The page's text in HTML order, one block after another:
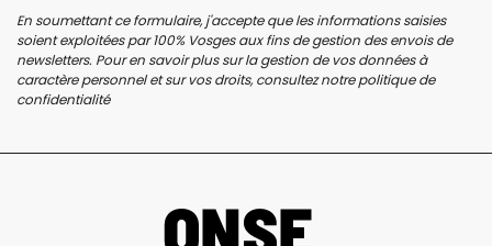
En soumettant ce formulaire, j'accepte que les informations saisies
soient exploitées par 100% Vosges aux fins de gestion des envois de
newsletters. Pour en savoir plus sur la gestion de vos données à
caractère personnel et sur vos droits, consultez notrepolitique de
confidentialité